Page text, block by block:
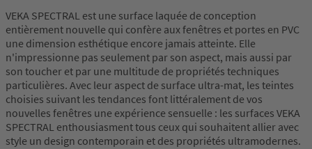
VEKA SPECTRAL est une surface laquée de conception
entièrement nouvelle qui confère aux fenêtres et portes en PVC
une dimension esthétique encore jamais atteinte. Elle
n'impressionne pas seulement par son aspect, mais aussi par
son toucher et par une multitude de propriétés techniques
particulières. Avec leur aspect de surface ultra-mat, les teintes
choisies suivant les tendances font littéralement de vos
nouvelles fenêtres une expérience sensuelle : les surfaces VEKA
SPECTRAL enthousiasment tous ceux qui souhaitent allier avec
style un design contemporain et des propriétés ultramodernes.